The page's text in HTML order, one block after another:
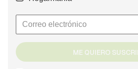
ME QUIERO